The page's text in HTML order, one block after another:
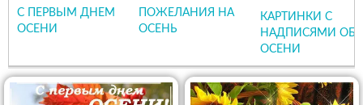
С ПЕРВЫМ ДНЕМ
ОСЕНИ
ПОЖЕЛАНИЯ НА
ОСЕНЬ
КАРТИНКИ С
НАДПИСЯМИ ОБ
ОСЕНИ